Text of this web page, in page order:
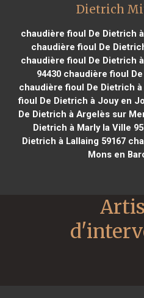
Dietrich
chaudière fioul De Dietrich
chaudière fioul De
chaudière fioul De Dietrich
94430chaudière fioul De
chaudière fioul De Dietrich à
fioul De Dietrich à Jouy en
De Dietrich à Argelès sur
Dietrich à Marly la Ville
Dietrich à Lallaing 59167
Mons en